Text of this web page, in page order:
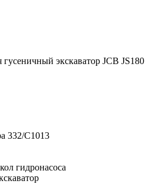
гусеничный экскаватор JCB JS180
332/С1013
гидронасоса